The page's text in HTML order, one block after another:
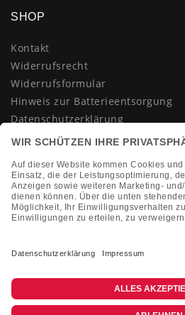
SHOP
Kontakt
Widerrufsrecht
Widerrufsformular
Hinweis zur Batterieentsorgung
Datenschutzerklärung
AGB
Vertrag widerrufen
KONTAKT
+49 (0)2133 210433
shop@dienadel.de
Kieler Str. 18 - 41540 Dormagen